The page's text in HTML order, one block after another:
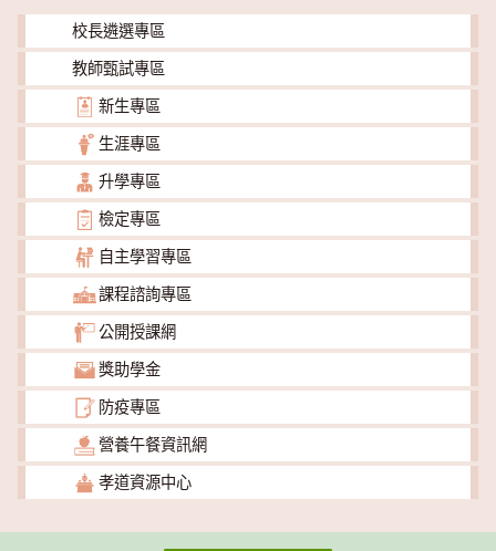
校長遴選專區
教師甄試專區
新生專區
生涯專區
升學專區
檢定專區
自主學習專區
課程諮詢專區
公開授課網
獎助學金
防疫專區
營養午餐資訊網
孝道資源中心